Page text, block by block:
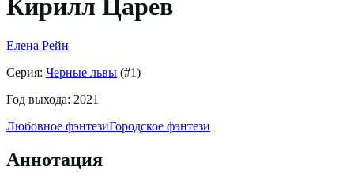
Кирилл Царев
Елена Рейн
Серия: Черные львы (#1)
Год выхода: 2021
Любовное фэнтезиГородское фэнтези
Аннотация